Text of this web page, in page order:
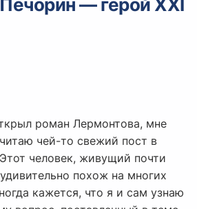
— герой XXI
роман Лермонтова, мне
чей-то свежий пост в
человек, живущий почти
похож на многих
кажется, что я и сам узнаю